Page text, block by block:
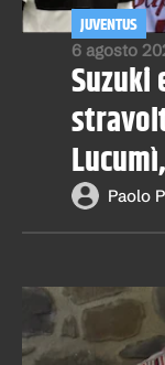
6 agosto
JUVENTUS
Paolo